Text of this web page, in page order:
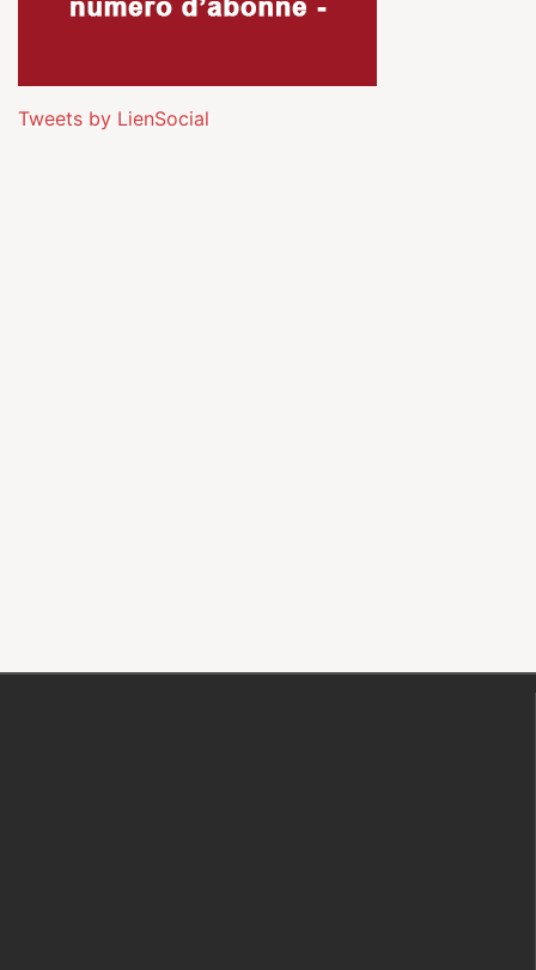
Tweets by LienSocial